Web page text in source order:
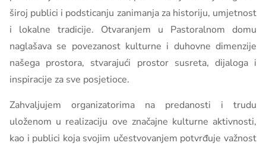
široj publici i podsticanju zanimanja za historiju, umjetnost
i lokalne tradicije. Otvaranjem u Pastoralnom domu
naglašava se povezanost kulturne i duhovne dimenzije
našega prostora, stvarajući prostor susreta, dijaloga i
inspiracije za sve posjetioce.
Zahvaljujem organizatorima na predanosti i trudu
uloženom u realizaciju ove značajne kulturne aktivnosti,
kao i publici koja svojim učestvovanjem potvrđuje važnost